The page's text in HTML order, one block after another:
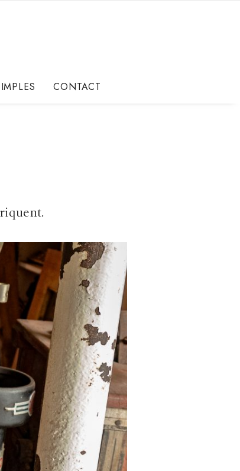
CONTACT